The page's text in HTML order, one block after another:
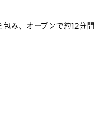
み、オーブンで約12分間